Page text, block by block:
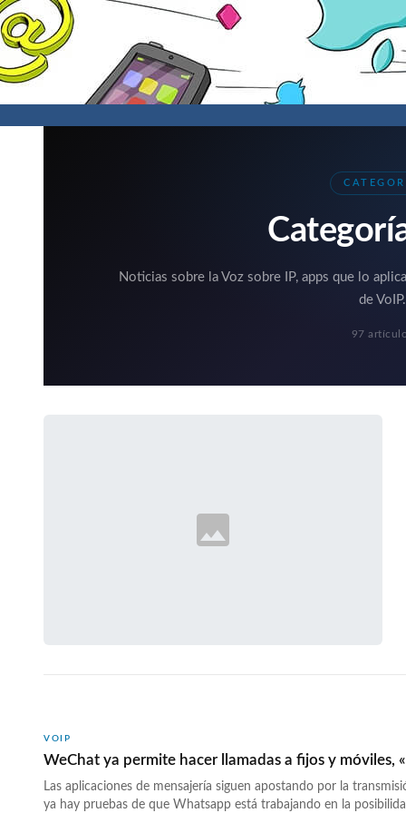
Noticias sobre la Voz sobre IP, apps que lo
de VoIP.
97
VOIP
WeChat ya permite hacer llamadas a fijos y móviles,
Las aplicaciones de mensajerí­a siguen apostando por la
ya hay pruebas de que Whatsapp está trabajando en la